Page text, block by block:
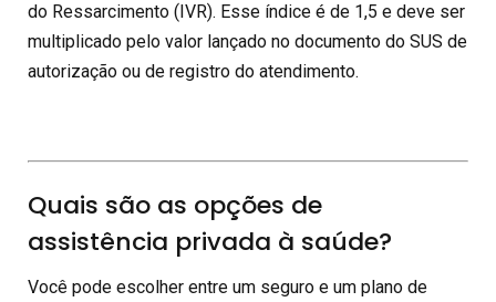
do Ressarcimento (IVR). Esse índice é de 1,5 e deve ser
multiplicado pelo valor lançado no documento do SUS de
autorização ou de registro do atendimento.
Quais são as opções de
assistência privada à saúde?
Você pode escolher entre um seguro e um plano de